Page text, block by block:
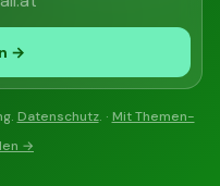
→
Datenschutz. · Mit Themen-
→